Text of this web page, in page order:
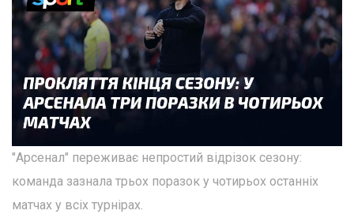
"Арсенал" переживає непростий відрізок сезону:
команда зазнала трьох поразок у чотирьох останніх
матчах у всіх турнірах.